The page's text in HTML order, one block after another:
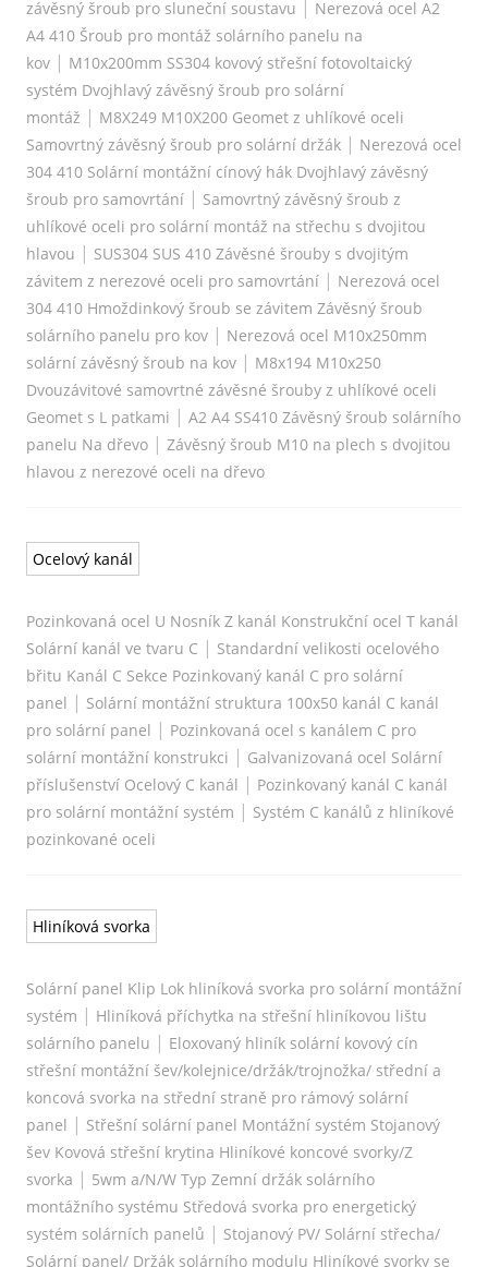
závěsný šroub pro sluneční soustavu
Nerezová ocel A2
A4 410 Šroub pro montáž solárního panelu na
kov| M10x200mm SS304 kovový střešní fotovoltaický
systém Dvojhlavý závěsný šroub pro solární
montáž | M8X249 M10X200 Geomet z uhlíkové oceli
Samovrtný závěsný šroub pro solární držák| Nerezová ocel
304 410 Solární montážní cínový hák Dvojhlavý závěsný
šroub pro samovrtání| Samovrtný závěsný šroub z
uhlíkové oceli pro solární montáž na střechu s dvojitou
hlavou | SUS304 SUS 410 Závěsné šrouby s dvojitým
závitem z nerezové oceli pro samovrtání| Nerezová ocel
304 410 Hmoždinkový šroub se závitem Závěsný šroub
solárního panelu pro kov| Nerezová ocel M10x250mm
solární závěsný šroub na kov| M8x194 M10x250
Dvouzávitové samovrtné závěsné šrouby z uhlíkové oceli
Geomet s L patkami | A2 A4 SS410 Závěsný šroub solárního
panelu Na dřevo| Závěsný šroub M10 na plech s dvojitou
hlavou z nerezové oceli na dřevo
Ocelový kanál
Pozinkovaná ocel U Nosník Z kanál Konstrukční ocel T kanál
Solární kanál ve tvaru C | Standardní velikosti ocelového
břitu Kanál C Sekce Pozinkovaný kanál C pro solární
panel | Solární montážní struktura 100x50 kanál C kanál
pro solární panel | Pozinkovaná ocel s kanálem C pro
solární montážní konstrukci | Galvanizovaná ocel Solární
příslušenství Ocelový C kanál | Pozinkovaný kanál C kanál
pro solární montážní systém | Systém C kanálů z hliníkové
pozinkované oceli
Hliníková svorka
Solární panel Klip Lok hliníková svorka pro solární montážní
systém | Hliníková příchytka na střešní hliníkovou lištu
solárního panelu | Eloxovaný hliník solární kovový cín
střešní montážní šev/kolejnice/držák/trojnožka/ střední a
koncová svorka na střední straně pro rámový solární
panel | Střešní solární panel Montážní systém Stojanový
šev Kovová střešní krytina Hliníkové koncové svorky/Z
svorka | 5wm a/N/W Typ Zemní držák solárního
montážního systému Středová svorka pro energetický
systém solárních panelů | Stojanový PV/ Solární střecha/
Solární panel/ Držák solárního modulu Hliníkové svorky se